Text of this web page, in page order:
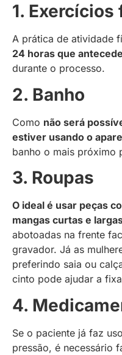
1.
A prática de atividade
24 horas que
durante o processo.
2. Banho
Como não será
estiver usando o
banho o mais próximo
3. Roupas
O ideal é usar peças
mangas curtas e
abotoadas na frente
gravador. Já as
preferindo saia ou
cinto pode ajudar a
4.
Se o paciente já faz
pressão, é necessário